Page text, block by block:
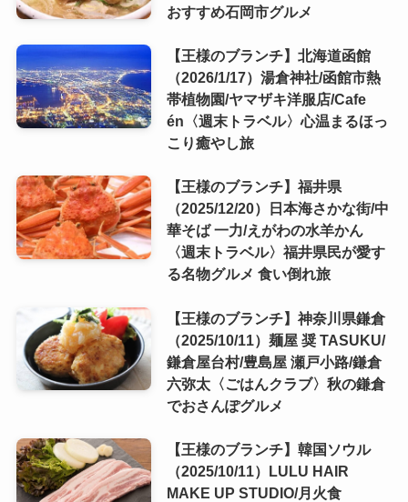
おすすめ石岡市グルメ
【王様のブランチ】北海道函館
（2026/1/17）湯倉神社/函館市熱
帯植物園/ヤマザキ洋服店/Cafe
én〈週末トラベル〉心温まるほっ
こり癒やし旅
【王様のブランチ】福井県
（2025/12/20）日本海さかな街/中
華そば 一力/えがわの水羊かん
〈週末トラベル〉福井県民が愛す
る名物グルメ 食い倒れ旅
【王様のブランチ】神奈川県鎌倉
（2025/10/11）麺屋 奨 TASUKU/
鎌倉屋台村/豊島屋 瀬戸小路/鎌倉
六弥太〈ごはんクラブ〉秋の鎌倉
でおさんぽグルメ
【王様のブランチ】韓国ソウル
（2025/10/11）LULU HAIR
MAKE UP STUDIO/月火食